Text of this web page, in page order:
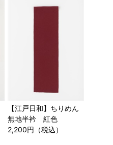
【江戸日和】ちりめん
無地半衿 紅色
2,200円（税込）